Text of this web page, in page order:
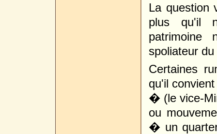
La
plus qu'il
patrimoine
spoliateur
Certaines
qu'il
� (le vice-
ou
� un